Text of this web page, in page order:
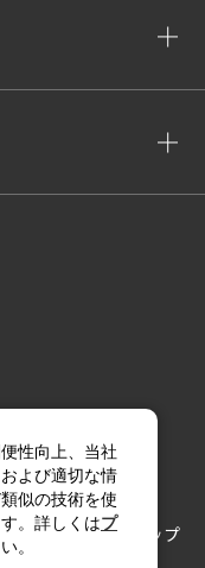
たって サイトマップ
性向上、当社
よび適切な情
似の技術を使
。詳しくはプ
。